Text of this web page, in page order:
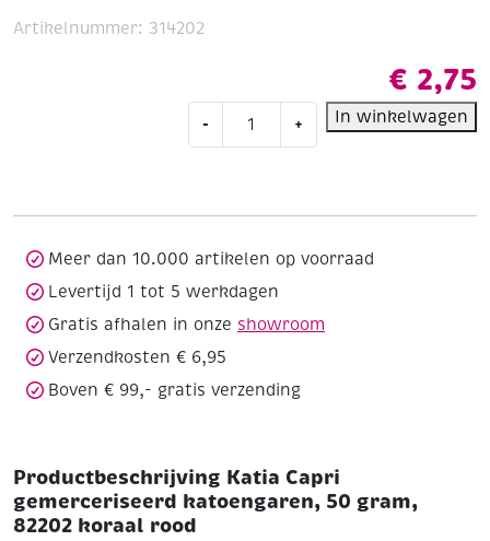
€ 2,75
-
82202
aantal
+ In winkelwagen
Artikelnummer: 314202
Meer dan 10.000 artikelen op voorraad
Levertijd 1 tot 5 werkdagen
Gratis afhalen in onze showroom
Verzendkosten € 6,95
Boven € 99,- gratis verzending
Productbeschrijving Katia Capri
gemerceriseerd katoengaren, 50 gram,
82202 koraal rood